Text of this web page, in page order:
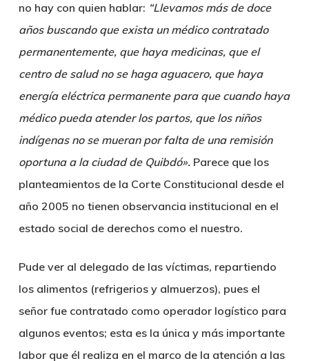
no hay con quien hablar: “Llevamos más de doce
años buscando que exista un médico contratado
permanentemente, que haya medicinas, que el
centro de salud no se haga aguacero, que haya
energía eléctrica permanente para que cuando haya
médico pueda atender los partos, que los niños
indígenas no se mueran por falta de una remisión
oportuna a la ciudad de Quibdó». Parece que los
planteamientos de la Corte Constitucional desde el
año 2005 no tienen observancia institucional en el
estado social de derechos como el nuestro.
Pude ver al delegado de las víctimas, repartiendo
los alimentos (refrigerios y almuerzos), pues el
señor fue contratado como operador logístico para
algunos eventos; esta es la única y más importante
labor que él realiza en el marco de la atención a las